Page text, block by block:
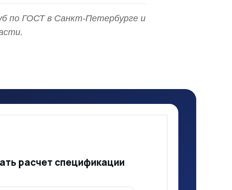
по ГОСТ в Санкт-Петербурге и
расчет спецификации